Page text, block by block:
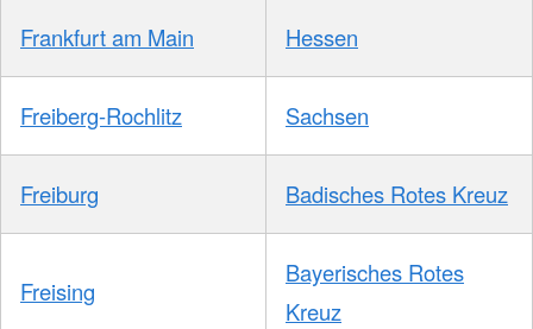
Frankfurt am Main Hessen
Freiberg-Rochlitz Sachsen
Freiburg Badisches Rotes Kreuz
Freising
Bayerisches Rotes
Kreuz